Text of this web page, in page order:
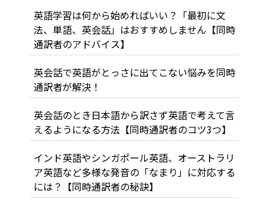
英語学習は何から始めればいい？「最初に文
法、単語、英会話」はおすすめしません【同時
通訳者のアドバイス】
英会話で英語がとっさに出てこない悩みを同時
通訳者が解決！
英会話のとき日本語から訳さず英語で考えて言
えるようになる方法【同時通訳者のコツ3つ】
インド英語やシンガポール英語、オーストラリ
ア英語など多様な発音の「なまり」に対応する
には？【同時通訳者の秘訣】